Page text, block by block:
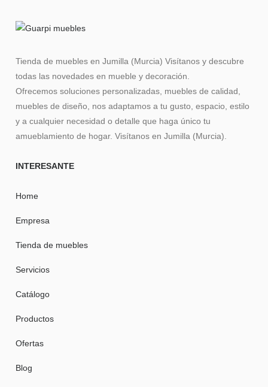
Tienda de muebles en Jumilla (Murcia) Visítanos y descubre
todas las novedades en mueble y decoración.
Ofrecemos soluciones personalizadas, muebles de calidad,
muebles de diseño, nos adaptamos a tu gusto, espacio, estilo
y a cualquier necesidad o detalle que haga único tu
amueblamiento de hogar. Visítanos en Jumilla (Murcia).
INTERESANTE
Home
Empresa
Tienda de muebles
Servicios
Catálogo
Productos
Ofertas
Blog